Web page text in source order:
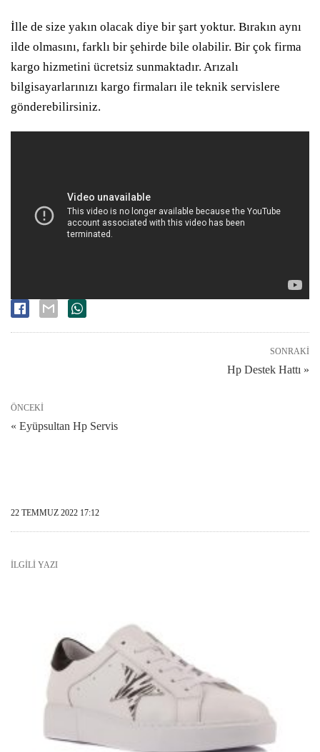
İlle de size yakın olacak diye bir şart yoktur. Bırakın aynı
ilde olmasını, farklı bir şehirde bile olabilir. Bir çok firma
kargo hizmetini ücretsiz sunmaktadır. Arızalı
bilgisayarlarınızı kargo firmaları ile teknik servislere
gönderebilirsiniz.
SONRAKI
Hp Destek Hattı »
ÖNCEKI
« Eyüpsultan Hp Servis
22 TEMMUZ 2022 17:12
İLGILI YAZI